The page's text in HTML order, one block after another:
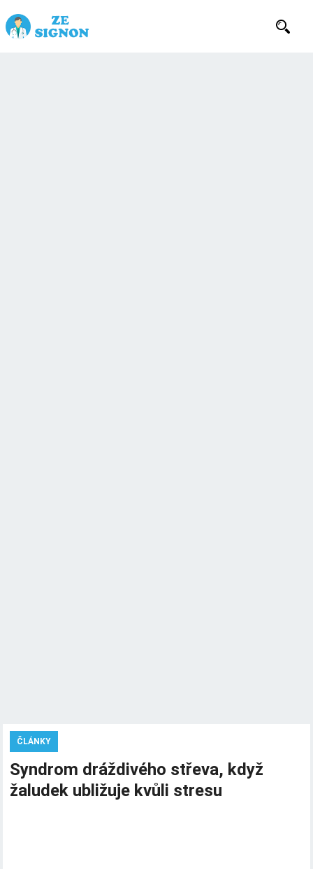
ČLÁNKY
Syndrom dráždivého střeva, když
žaludek ubližuje kvůli stresu